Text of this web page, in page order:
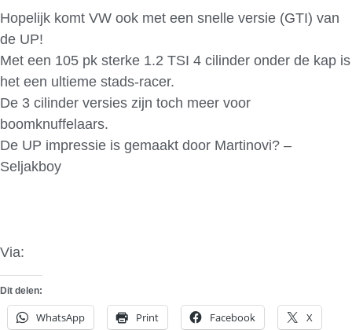
Hopelijk komt VW ook met een snelle versie (GTI) van
de UP!
Met een 105 pk sterke 1.2 TSI 4 cilinder onder de kap is
het een ultieme stads-racer.
De 3 cilinder versies zijn toch meer voor
boomknuffelaars.
De UP impressie is gemaakt door Martinovi? –
Seljakboy
Via:
Dit delen:
WhatsApp Print Facebook X